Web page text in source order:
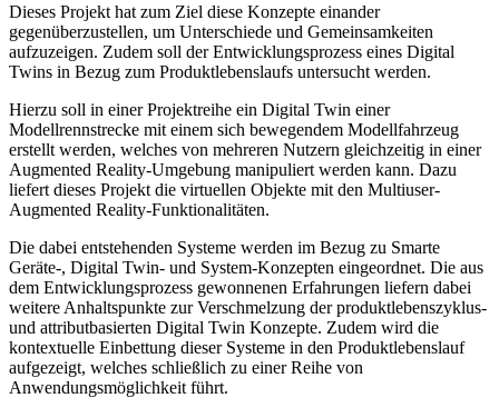
Dieses Projekt hat zum Ziel diese Konzepte einander
gegenüberzustellen, um Unterschiede und Gemeinsamkeiten
aufzuzeigen. Zudem soll der Entwicklungsprozess eines Digital
Twins in Bezug zum Produktlebenslaufs untersucht werden.
Hierzu soll in einer Projektreihe ein Digital Twin einer
Modellrennstrecke mit einem sich bewegendem Modellfahrzeug
erstellt werden, welches von mehreren Nutzern gleichzeitig in einer
Augmented Reality-Umgebung manipuliert werden kann. Dazu
liefert dieses Projekt die virtuellen Objekte mit den Multiuser-
Augmented Reality-Funktionalitäten.
Die dabei entstehenden Systeme werden im Bezug zu Smarte
Geräte-, Digital Twin- und System-Konzepten eingeordnet. Die aus
dem Entwicklungsprozess gewonnenen Erfahrungen liefern dabei
weitere Anhaltspunkte zur Verschmelzung der produktlebenszyklus-
und attributbasierten Digital Twin Konzepte. Zudem wird die
kontextuelle Einbettung dieser Systeme in den Produktlebenslauf
aufgezeigt, welches schließlich zu einer Reihe von
Anwendungsmöglichkeit führt.